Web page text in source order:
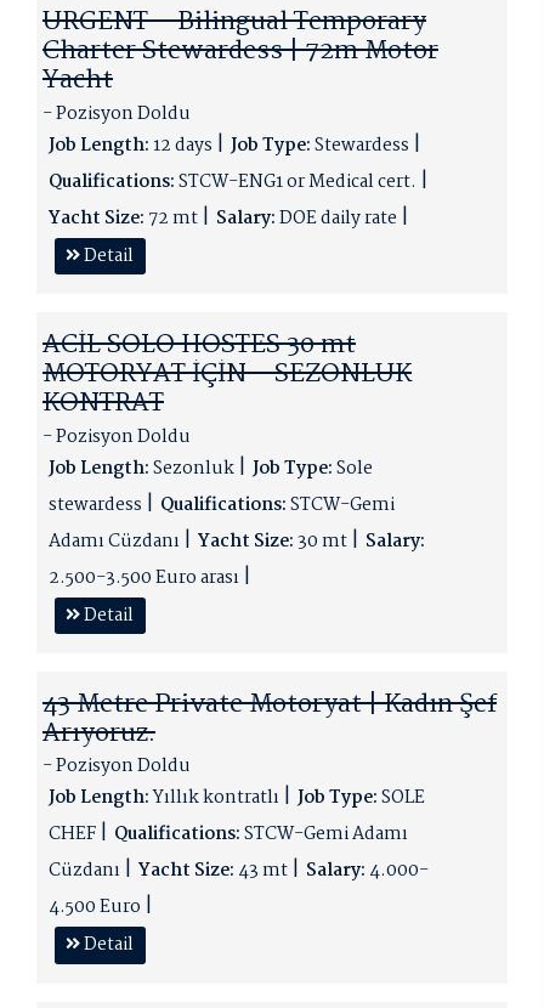
URGENT – Bilingual Temporary
Charter Stewardess | 72m Motor
Yacht
- Pozisyon Doldu
Job Length:12 days Job Type:Stewardess
Qualifications:STCW-ENG1 or Medical cert.
Yacht Size: 72 mt Salary:DOE daily rate
Detail
ACİL SOLO HOSTES 30 mt
MOTORYAT İÇİN - SEZONLUK
KONTRAT
- Pozisyon Doldu
Job Length:Sezonluk Job Type:Sole
stewardess
Qualifications:STCW-Gemi
Adamı Cüzdanı
Yacht Size:30 mt
Salary:
2.500-3.500 Euro arası
Detail
43 Metre Private Motoryat | Kadın Şef
Arıyoruz.
- Pozisyon Doldu
Job Length:Yıllık kontratlı Job Type:SOLE
CHEF
Qualifications:STCW-Gemi Adamı
Cüzdanı
Yacht Size: 43 mt Salary: 4.000-
4.500 Euro
Detail